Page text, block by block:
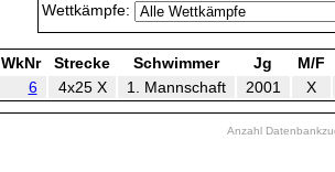
Wettkämpfe:
WkNr Strecke Schwimmer Jg
M/F
6
4x25 X 1. Mannschaft 2001 X
Anzahl